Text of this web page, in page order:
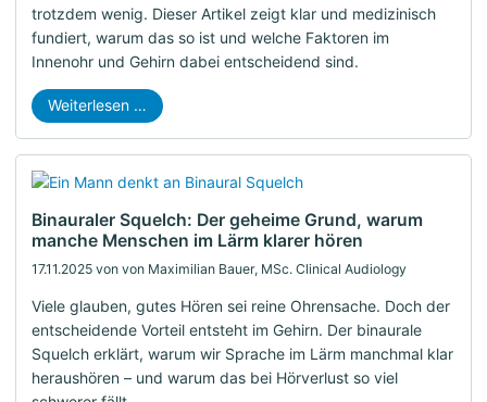
trotzdem wenig. Dieser Artikel zeigt klar und medizinisch
fundiert, warum das so ist und welche Faktoren im
Innenohr und Gehirn dabei entscheidend sind.
Weiterlesen …
17.11.2025 von von Maximilian Bauer, MSc. Clinical Audiology
Binauraler Squelch: Der geheime Grund, warum
manche Menschen im Lärm klarer hören
Viele glauben, gutes Hören sei reine Ohrensache. Doch der
entscheidende Vorteil entsteht im Gehirn. Der binaurale
Squelch erklärt, warum wir Sprache im Lärm manchmal klar
heraushören – und warum das bei Hörverlust so viel